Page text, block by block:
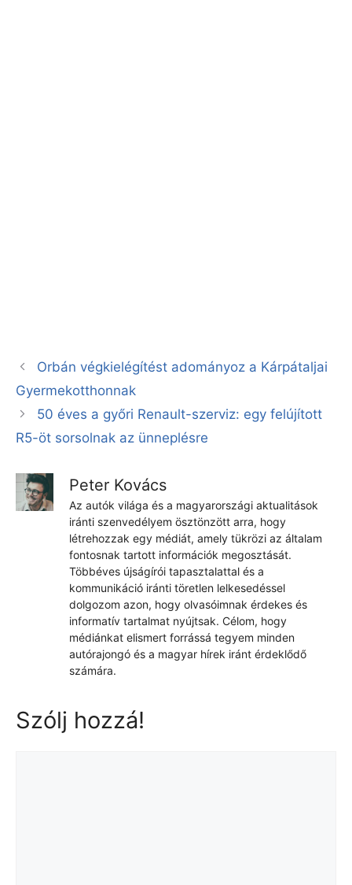
Orbán végkielégítést adományoz a Kárpátaljai
Gyermekotthonnak
50 éves a győri Renault-szerviz: egy felújított
R5-öt sorsolnak az ünneplésre
Peter Kovács
Az autók világa és a magyarországi aktualitások
iránti szenvedélyem ösztönzött arra, hogy
létrehozzak egy médiát, amely tükrözi az általam
fontosnak tartott információk megosztását.
Többéves újságírói tapasztalattal és a
kommunikáció iránti töretlen lelkesedéssel
dolgozom azon, hogy olvasóimnak érdekes és
informatív tartalmat nyújtsak. Célom, hogy
médiánkat elismert forrássá tegyem minden
autórajongó és a magyar hírek iránt érdeklődő
számára.
Szólj hozzá!